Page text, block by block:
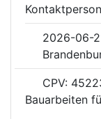
2026-06-
CPV:
Bauarbeiten